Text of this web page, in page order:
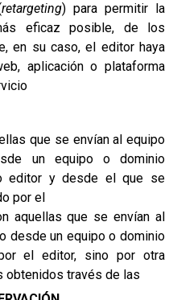
retargeting) para permitir la
eficaz posible, de los
en su caso, el editor haya
aplicación o plataforma
que se envían al equipo
un equipo o dominio
editor y desde el que se
por el
aquellas que se envían al
desde un equipo o dominio
el editor, sino por otra
obtenidos través de las